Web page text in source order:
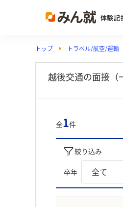
体験記
トップ トラベル/航空/運輸
越後交通の面接（
全1件
絞り込み
卒年